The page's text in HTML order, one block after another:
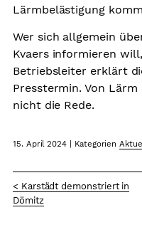
Lärmbelästigung
Wer sich allgemein
Kvaers informieren
Betriebsleiter erklärt
Presstermin. Von
nicht die Rede.
15. April 2024 Kategorien
< Karstädt demonstriert in
Dömitz